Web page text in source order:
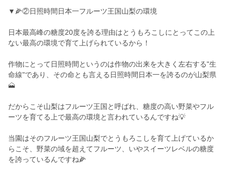
▼🌽②日照時間日本一フルーツ王国山梨の環境
日本最高峰の糖度20度を誇る理由はとうもろこしにとってこの上
ない最高の環境で育て上げられているから！
作物にとって日照時間というのは作物の出来を大きく左右する"生
命線"であり、その命とも言える日照時間日本一を誇るのが山梨県
🗻
だからこそ山梨はフルーツ王国と呼ばれ、糖度の高い野菜やフル
ーツを育てる上で最高の環境と言われているんですね💡
当園はそのフルーツ王国山梨でとうもろこしを育て上げているか
らこそ、野菜の域を超えてフルーツ、いやスイーツレベルの糖度
を誇っているんですね🌽